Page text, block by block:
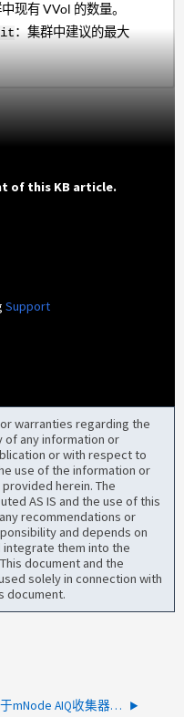
现有 VVol 的数量。
：集群中建议的最大
of this KB article.
Support
warranties regarding the
of any information or
or with respect to
use of the information or
herein. The
AS IS and the use of this
recommendations or
and depends on
them into the
document and the
solely in connection with
document.
由于mNode AIQ收集器服务中的内存不足情况、Element集群无法向ActiveIQ报告